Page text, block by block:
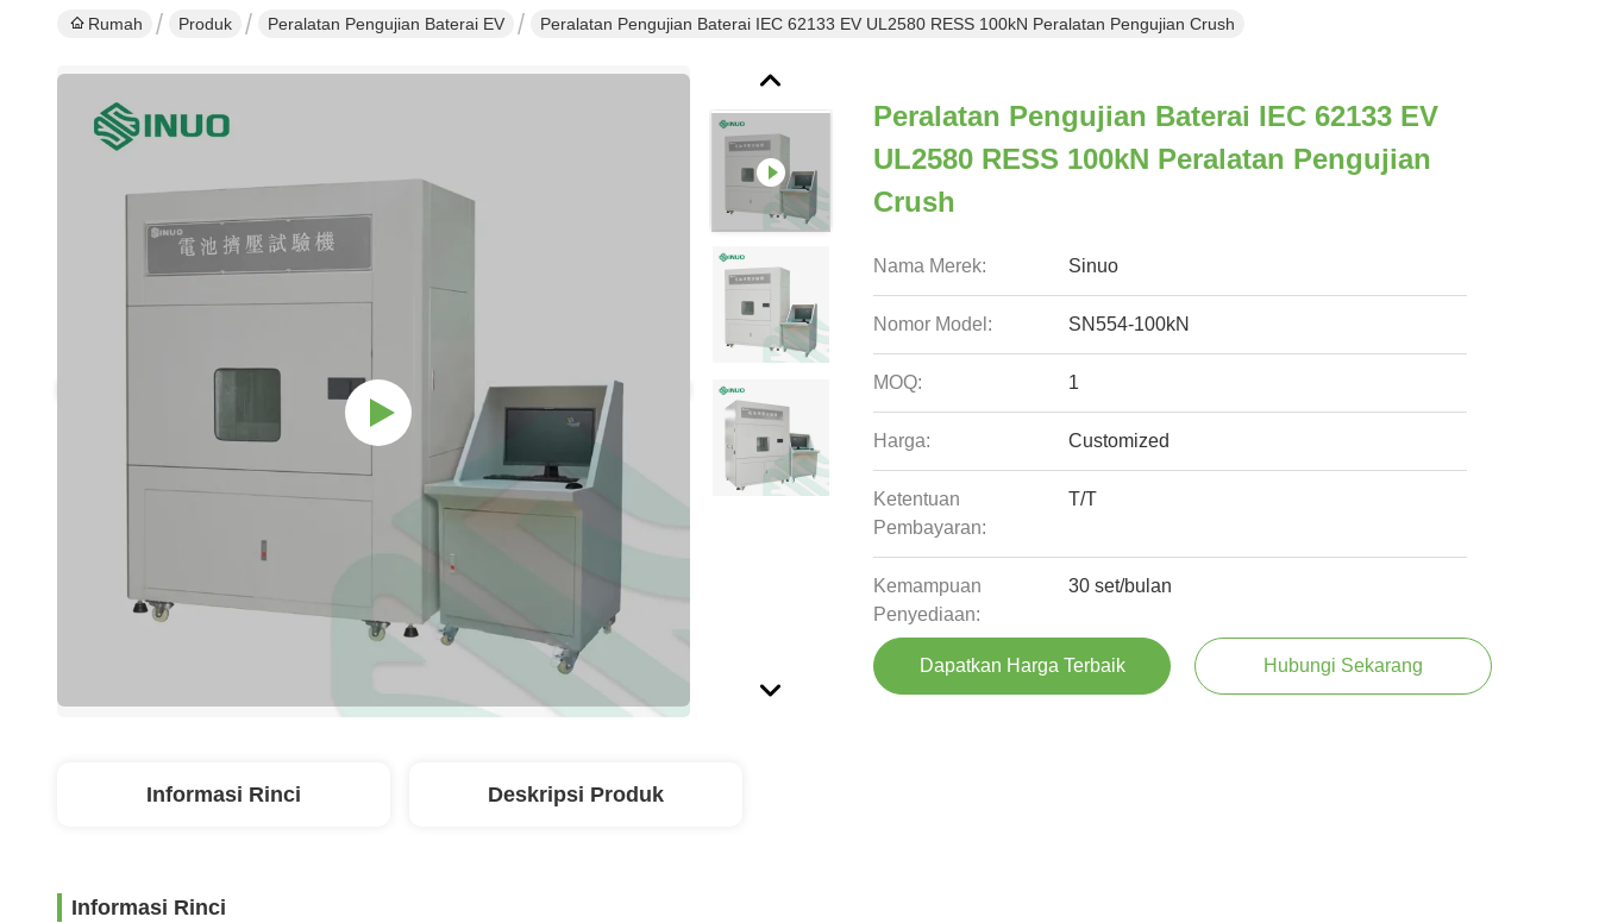
Rumah Produk Peralatan Pengujian Baterai EV Peralatan Pengujian Baterai IEC 62133 EV UL2580 RESS 100kN Peralatan Pengujian Crush
Peralatan Pengujian Baterai IEC 62133 EV
UL2580 RESS 100kN Peralatan Pengujian
Crush
Nama Merek: Sinuo
Nomor Model: SN554-100kN
MOQ: 1
Harga: Customized
Ketentuan
Pembayaran:
T/T
Kemampuan
Penyediaan:
30 set/bulan
Dapatkan Harga Terbaik Hubungi Sekarang
Informasi Rinci Deskripsi Produk
Informasi Rinci